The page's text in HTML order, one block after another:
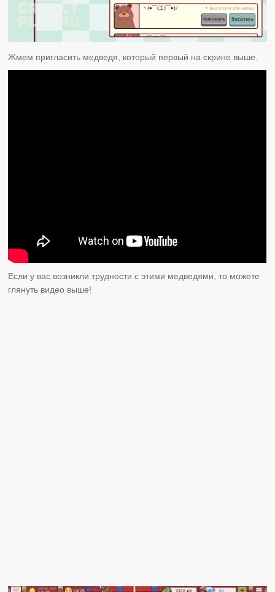
Жмем пригласить медведя, который первый на скрине выше.
Если у вас возникли трудности с этими медведями, то можете
глянуть видео выше!